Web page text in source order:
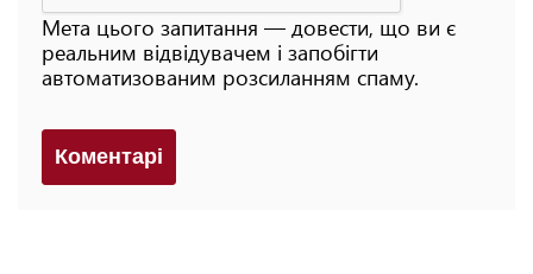
Мета цього запитання — довести, що ви є
реальним відвідувачем і запобігти
автоматизованим розсиланням спаму.
Коментарi